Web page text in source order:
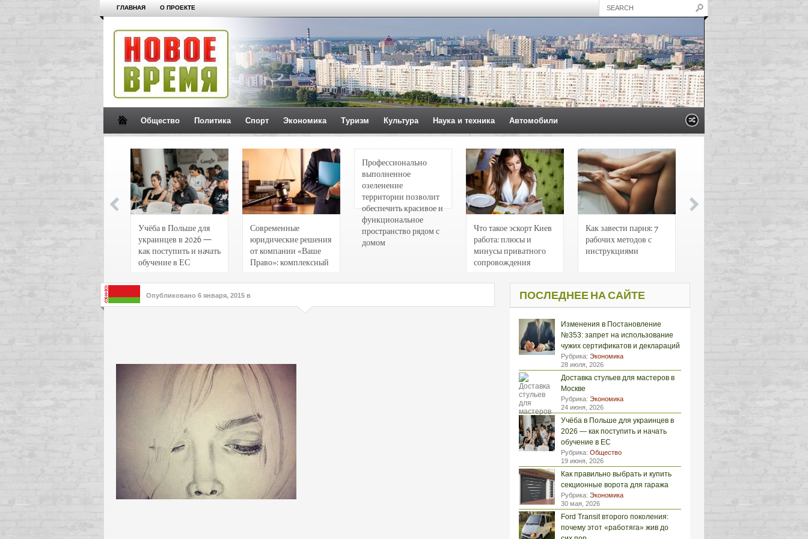
ГЛАВНАЯ О ПРОЕКТЕ
Общество Политика Спорт Экономика Туризм Культура Наука и техника Автомобили
Учёба в Польше для
украинцев в 2026 —
как поступить и начать
обучение в ЕС
Современные
юридические решения
от компании «Ваше
Право»: комплексный
интересов клиентов
Профессионально
выполненное
озеленение
территории позволит
обеспечить красивое и
функциональное
пространство рядом с
домом
Что такое эскорт Киев
работа: плюсы и
минусы приватного
сопровождения
Как завести парня: 7
рабочих методов с
инструкциями
Опубликовано 6 января, 2015 в ПОСЛЕДНЕЕ НА САЙТЕ
Изменения в Постановление
№353: запрет на использование
чужих сертификатов и деклараций
Рубрика: Экономика
28 июля, 2026
Доставка стульев для мастеров в
Москве
Рубрика: Экономика
24 июня, 2026
Учёба в Польше для украинцев в
2026 — как поступить и начать
обучение в ЕС
Рубрика: Общество
19 июня, 2026
Как правильно выбрать и купить
секционные ворота для гаража
Рубрика: Экономика
30 мая, 2026
Ford Transit второго поколения:
почему этот «работяга» жив до